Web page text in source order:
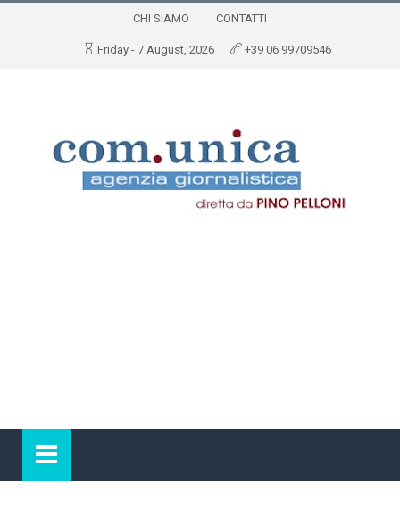
CHI SIAMO CONTATTI
Friday - 7 August, 2026 +39 06 99709546